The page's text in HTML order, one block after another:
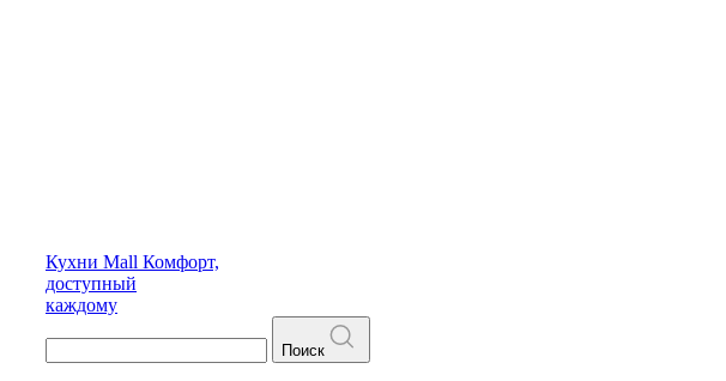
Кухни Mall Комфорт,
доступный
каждому
Поиск